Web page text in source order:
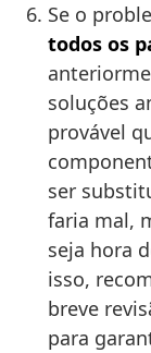
Se o
todos os
soluções
provável
ser
faria mal,
seja hora
isso,
breve
para